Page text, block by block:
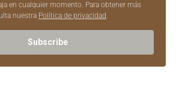
en cualquier momento. Para obtener más
nuestra Política de privacidad.
Subscribe